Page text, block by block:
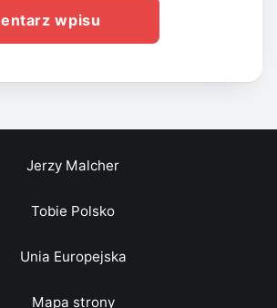
Jerzy Malcher
Tobie Polsko
Unia Europejska
Mapa strony